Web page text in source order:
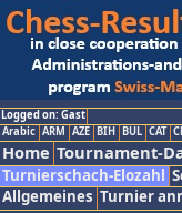
Logged on: Gast
Arabic ARM AZE BIH BUL CAT
Home Tournament-
Turnierschach-Elozahl
Allgemeines Turnier